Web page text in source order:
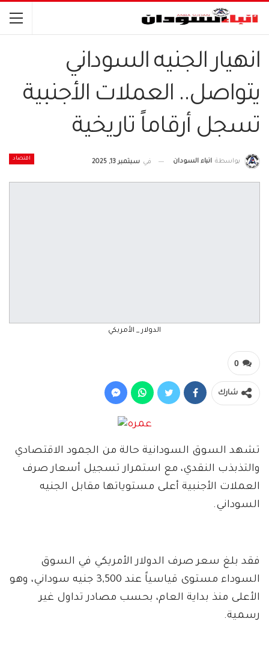
انهيار الجنيه السوداني
يتواصل.. العملات الأجنبية
تسجل أرقاماً تاريخية
اقتصاد بواسطة انباء السودان في سبتمبر 13, 2025
الدولار _ الأمريكي
0
شارك
تشهد السوق السودانية حالة من الجمود الاقتصادي
والتذبذب النقدي، مع استمرار تسجيل أسعار صرف
العملات الأجنبية أعلى مستوياتها مقابل الجنيه
السوداني.
فقد بلغ سعر صرف الدولار الأمريكي في السوق
السوداء مستوى قياسياً عند 3,500 جنيه سوداني، وهو
الأعلى منذ بداية العام، بحسب مصادر تداول غير
رسمية.